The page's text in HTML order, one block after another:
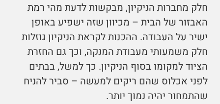
חלק מחברות הניקיון, מבקשות לדעת מהי רמת
האבזור של הבית – מכיוון שזה ישפיע באופן
ישיר על העבודה. ההכנות לקראת הניקיון גוזלות
חלק משמעותי מעבודת המנקה, וכך גם החזרת
הציוד למקומו בסוף הניקיון. כך למשל, בבתים
לפני אכלוס שהם ריקים למעשה – סביר להניח
שהתמחור יהיה נמוך יותר.